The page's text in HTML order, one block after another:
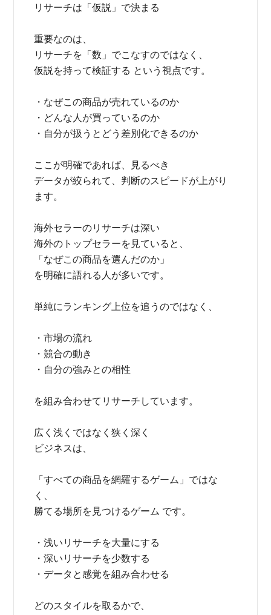
リサーチは「仮説」で決まる
重要なのは、
リサーチを「数」でこなすのではなく、
仮説を持って検証する という視点です。
・なぜこの商品が売れているのか
・どんな人が買っているのか
・自分が扱うとどう差別化できるのか
ここが明確であれば、見るべき
データが絞られて、判断のスピードが上がり
ます。
海外セラーのリサーチは深い
海外のトップセラーを見ていると、
「なぜこの商品を選んだのか」
を明確に語れる人が多いです。
単純にランキング上位を追うのではなく、
・市場の流れ
・競合の動き
・自分の強みとの相性
を組み合わせてリサーチしています。
広く浅くではなく狭く深く
ビジネスは、
「すべての商品を網羅するゲーム」ではな
く、
勝てる場所を見つけるゲーム です。
・浅いリサーチを大量にする
・深いリサーチを少数する
・データと感覚を組み合わせる
どのスタイルを取るかで、